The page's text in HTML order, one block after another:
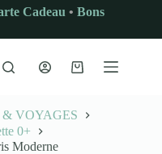
Cadeau • Bons
Panier
& VOYAGES
0+
Moderne